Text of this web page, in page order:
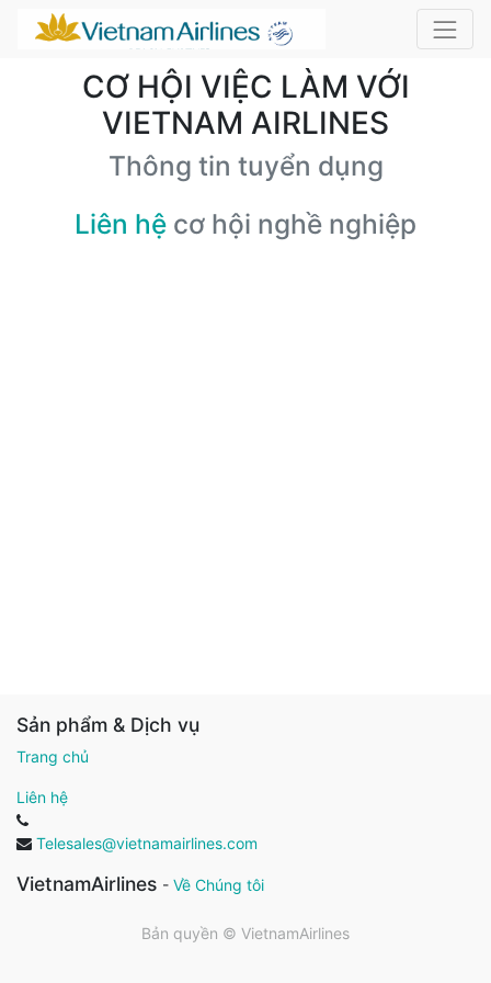
CƠ HỘI VIỆC LÀM VỚI
VIETNAM AIRLINES
Thông tin tuyển dụng
Liên hệ cơ hội nghề nghiệp
Sản phẩm & Dịch vụ
Trang chủ
Liên hệ
Telesales@vietnamairlines.com
VietnamAirlines - Về Chúng tôi
Bản quyền © VietnamAirlines